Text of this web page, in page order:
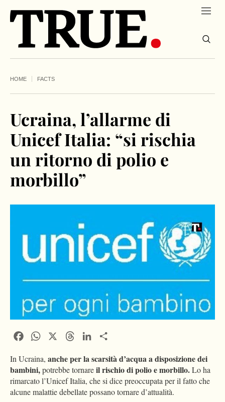
HOME FACTS
Ucraina, l’allarme di
Unicef Italia: “si rischia
un ritorno di polio e
morbillo”
FacebookWhatsApp ThreadsLinkedIn
In Ucraina, anche per la scarsità d’acqua a disposizione dei
bambini,potrebbe tornareil rischio di polio e morbillo.Lo ha
rimarcato l’Unicef Italia, che si dice preoccupata per il fatto che
alcune malattie debellate possano tornare d’attualità.